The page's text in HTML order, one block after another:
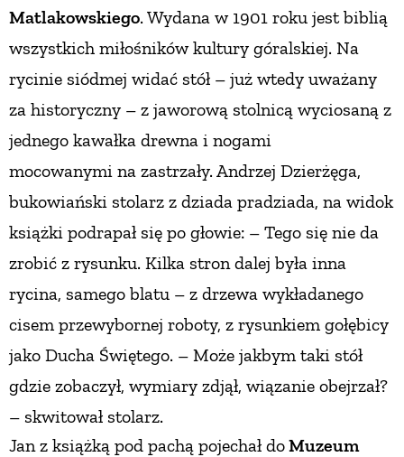
Matlakowskiego. Wydana w 1901 roku jest biblią
wszystkich miłośników kultury góralskiej. Na
rycinie siódmej widać stół – już wtedy uważany
za historyczny – z jaworową stolnicą wyciosaną z
jednego kawałka drewna i nogami
mocowanymi na zastrzały. Andrzej Dzierżęga,
bukowiański stolarz z dziada pradziada, na widok
książki podrapał się po głowie: – Tego się nie da
zrobić z rysunku. Kilka stron dalej była inna
rycina, samego blatu – z drzewa wykładanego
cisem przewybornej roboty, z rysunkiem gołębicy
jako Ducha Świętego. – Może jakbym taki stół
gdzie zobaczył, wymiary zdjął, wiązanie obejrzał?
– skwitował stolarz.
Jan z książką pod pachą pojechał doMuzeum